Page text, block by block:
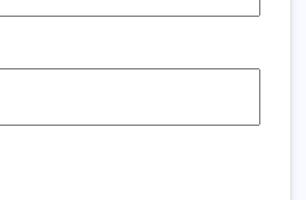
które warto włączyć do
się na weekend z
uczestników